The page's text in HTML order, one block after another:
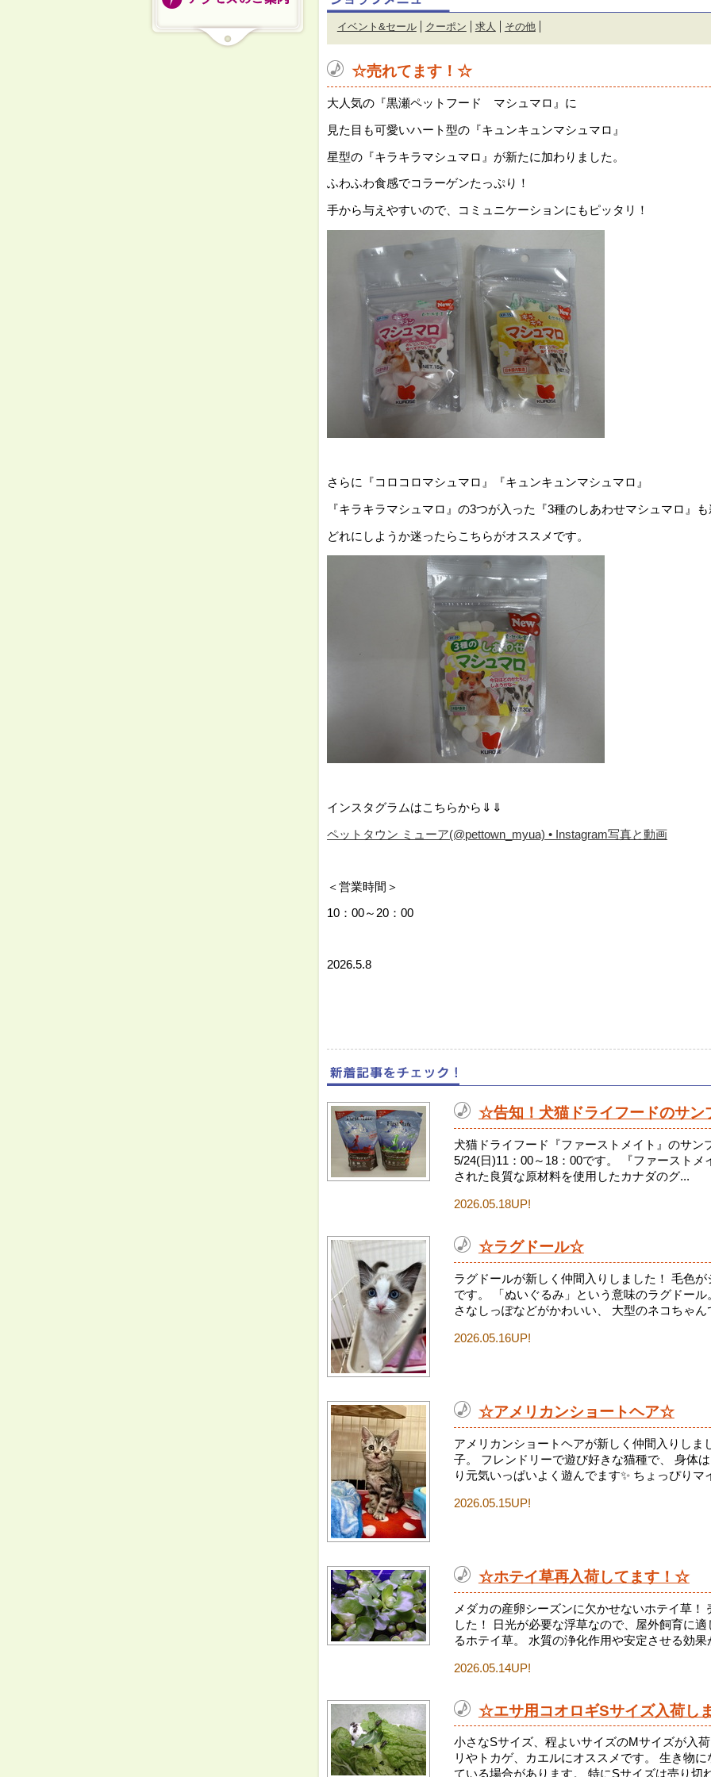
イベント&セール クーポン 求人 その他
☆売れてます！☆
大人気の『黒瀬ペットフード マシュマロ』に
見た目も可愛いハート型の『キュンキュンマシュマロ』
星型の『キラキラマシュマロ』が新たに加わりました。
ふわふわ食感でコラーゲンたっぷり！
手から与えやすいので、コミュニケーションにもピッタリ！
さらに『コロコロマシュマロ』『キュンキュンマシュマロ』
『キラキラマシュマロ』の3つが入った『3種のしあわせマシュマロ』
どれにしようか迷ったらこちらがオススメです。
インスタグラムはこちらから⇓⇓
ペットタウン ミューア(@pettown_myua) • Instagram写真と動画
＜営業時間＞
10：00～20：00
2026.5.8
☆告知！犬猫ドライフードのサ
犬猫ドライフード『ファーストメイト』のサン
5/24(日)11：00～18：00です。 『ファースト
された良質な原材料を使用したカナダのグ...
2026.05.18UP!
☆ラグドール☆
ラグドールが新しく仲間入りしました！ 毛色
です。 「ぬいぐるみ」という意味のラグドー
さなしっぽなどがかわいい、 大型のネコちゃん
2026.05.16UP!
☆アメリカンショートヘア☆
アメリカンショートヘアが新しく仲間入りしま
子。 フレンドリーで遊び好きな猫種で、 身体
り元気いっぱいよく遊んでます✨ ちょっぴりマ
2026.05.15UP!
☆ホテイ草再入荷してます！☆
メダカの産卵シーズンに欠かせないホテイ草
した！ 日光が必要な浮草なので、屋外飼育に
るホテイ草。 水質の浄化作用や安定させる効果
2026.05.14UP!
☆エサ用コオロギSサイズ入荷し
小さなSサイズ、程よいサイズのMサイズが入
リやトカゲ、カエルにオススメです。 生き物
ている場合があります。 特にSサイズは売り切